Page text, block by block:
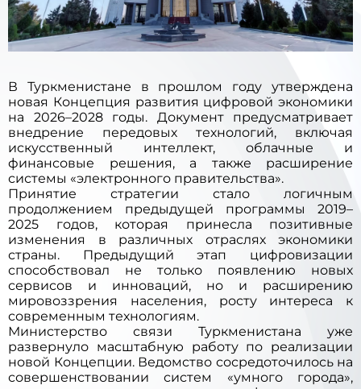
В Туркменистане в прошлом году утверждена
новая Концепция развития цифровой экономики
на 2026–2028 годы. Документ предусматривает
внедрение передовых технологий, включая
искусственный интеллект, облачные и
финансовые решения, а также расширение
системы «электронного правительства».
Принятие стратегии стало логичным
продолжением предыдущей программы 2019–
2025 годов, которая принесла позитивные
изменения в различных отраслях экономики
страны. Предыдущий этап цифровизации
способствовал не только появлению новых
сервисов и инноваций, но и расширению
мировоззрения населения, росту интереса к
современным технологиям.
Министерство связи Туркменистана уже
развернуло масштабную работу по реализации
новой Концепции. Ведомство сосредоточилось на
совершенствовании систем «умного города»,